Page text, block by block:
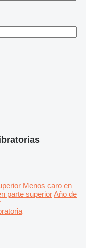
Menos caro en
parte superiorAño de